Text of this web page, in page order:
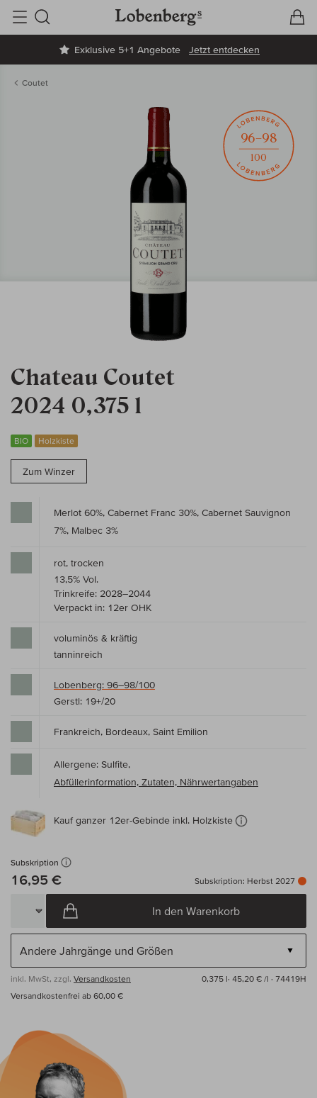
Exklusive 5+1 Angebote Jetzt entdecken
Suche
Coutet
Chateau Coutet
2024 0,375 l
BIO Holzkiste
Zum Winzer
96–98
100
Merlot 60%, Cabernet Franc 30%, Cabernet Sauvignon
7%, Malbec 3%
rot, trocken
13,5% Vol.
Trinkreife: 2028–2044
Verpackt in: 12er OHK
voluminös & kräftig
tanninreich
Lobenberg: 96–98/100
Gerstl: 19+/20
Frankreich, Bordeaux, Saint Emilion
Allergene: Sulfite,
Abfüllerinformation, Zutaten, Nährwertangaben
Kauf ganzer 12er-Gebinde inkl. Holzkiste
Subskription
16,95 € Subskription: Herbst 2027
In den Warenkorb
inkl. MwSt, zzgl. Versandkosten 0,375 l· 45,20 € /l · 74419H
Versandkostenfrei ab 60,00 €